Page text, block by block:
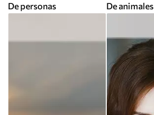
De personas De animales